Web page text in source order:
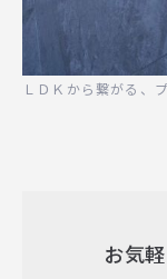
ＬＤＫから繋がる、
お気